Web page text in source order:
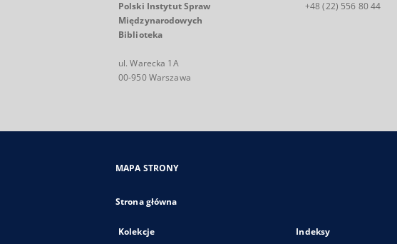
Polski Instytut Spraw
Międzynarodowych
Biblioteka
ul. Warecka 1A
00-950 Warszawa
+48 (22) 556 80 44
MAPA STRONY
Strona główna
Kolekcje Indeksy